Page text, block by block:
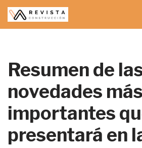
Saltar
Resumen de
novedades más
importantes
presentará en